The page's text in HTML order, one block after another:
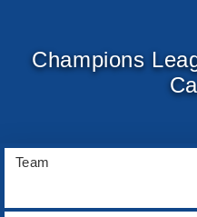
Champions
Team